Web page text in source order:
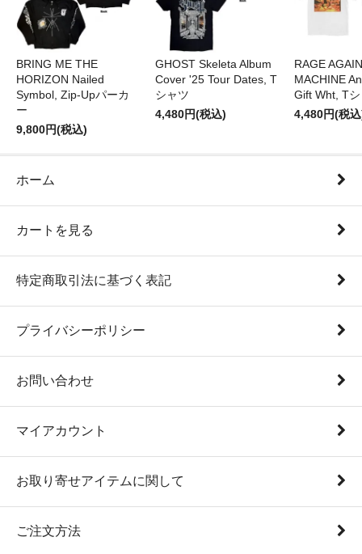
BRING ME THE
HORIZON Nailed
Symbol, Zip-Upパーカ
ー
9,800円(税込)
GHOST Skeleta Album
Cover '25 Tour Dates, T
シャツ
4,480円(税込)
RAGE
MACHINE
Gift Wht, T
4,480円(税
ホーム
カートを見る
特定商取引法に基づく表記
プライバシーポリシー
お問い合わせ
マイアカウント
お取り寄せアイテムに関して
ご注文方法